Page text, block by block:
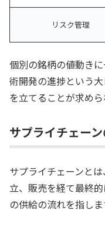
リスク管理
個別の銘柄の値動き
術開発の進捗という
を立てることが求めら
サプライチェー
サプライチェーンと
立、販売を経て最終
の供給の流れを指しま